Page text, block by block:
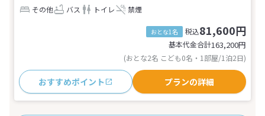
その他
バス トイレ 禁煙
おとな1名 税込81,600円
基本代金合計163,200円
(おとな2名 こども0名・1部屋/1泊2日)
おすすめポイント プランの詳細